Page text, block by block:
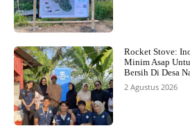
Rocket Stove:
Minim Asap
Bersih Di Desa
2 Agustus 2026